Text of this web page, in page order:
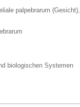
palpebrarum (Gesicht),
biologischen Systemen